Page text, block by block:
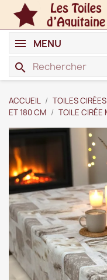
search
MENU
ACCUEIL TOILES CIRÉES
ET 180 CM
TOILE CIRÉE